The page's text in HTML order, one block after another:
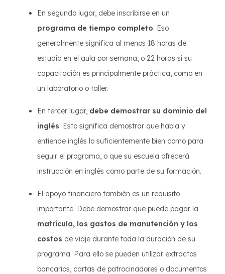
En segundo lugar, debe inscribirse en un
programa de tiempo completo. Eso
generalmente significa al menos 18 horas de
estudio en el aula por semana, o 22 horas si su
capacitación es principalmente práctica, como en
un laboratorio o taller.
En tercer lugar, debe demostrar su dominio del
inglés. Esto significa demostrar que habla y
entiende inglés lo suficientemente bien como para
seguir el programa, o que su escuela ofrecerá
instrucción en inglés como parte de su formación.
El apoyo financiero también es un requisito
importante. Debe demostrar que puede pagar la
matrícula, los gastos de manutención y los
costos de viaje durante toda la duración de su
programa. Para ello se pueden utilizar extractos
bancarios, cartas de patrocinadores o documentos